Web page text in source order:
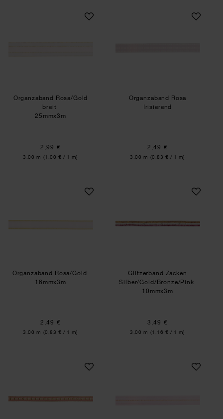
Organzaband Rosa/Gold breit
Organzaband Rosa/Gold
breit
25mmx3m
2,99 €
Inhalt:
3,00 m (1,00 € / 1 m)
Organzaband
Organzaband Rosa
Irisierend
2,49 €
Inhalt:
3,00 m (0,83 € / 1 m)
Organzaband Rosa/Gold
Organzaband Rosa/Gold
16mmx3m
2,49 €
Inhalt:
3,00 m (0,83 € / 1 m)
Glitzerband
Glitzerband Zacken
Silber/Gold/Bronze/Pink
10mmx3m
3,49 €
Inhalt:
3,00 m (1,16 € / 1 m)
Samt-Glitzerband mit Herzen Rosa/Gold
Organzaband